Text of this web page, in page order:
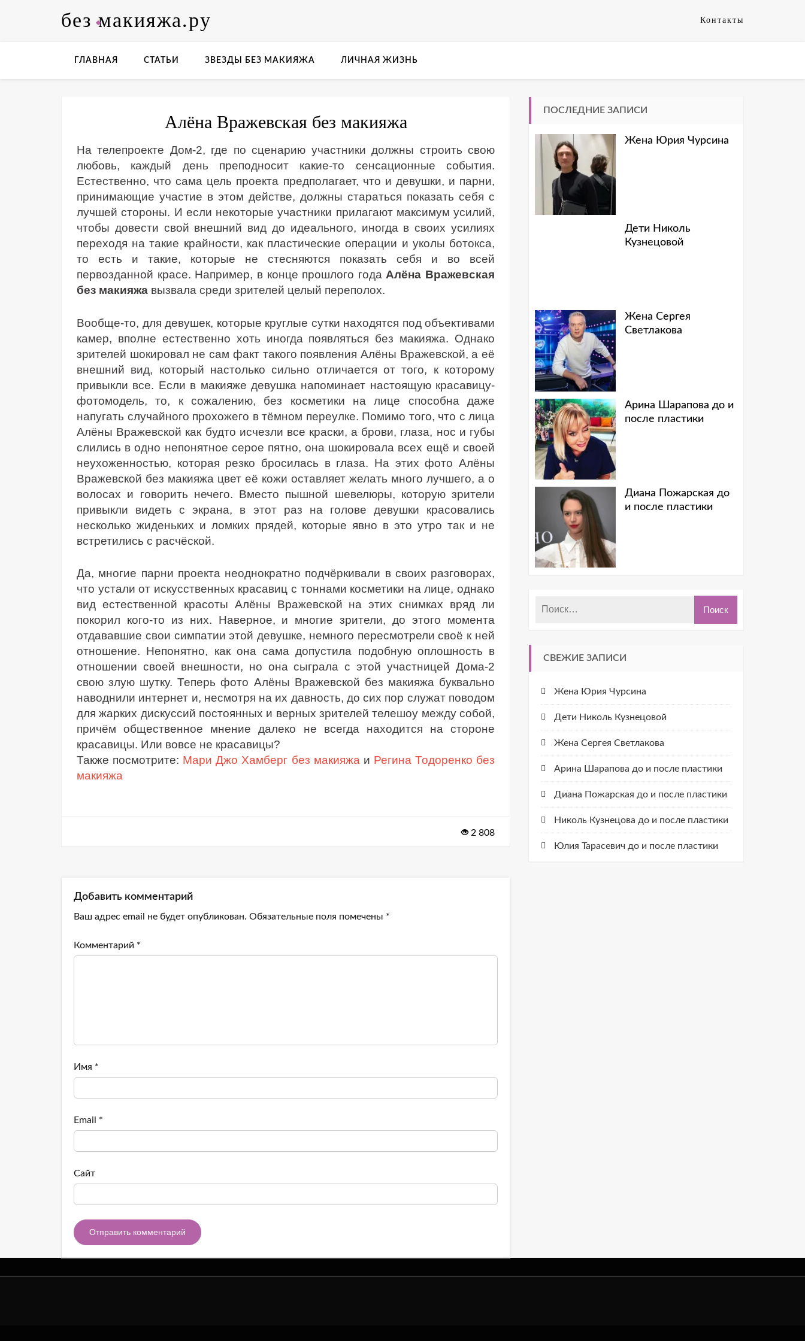
без макияжа.ру Контакты
ГЛАВНАЯ СТАТЬИ ЗВЕЗДЫ БЕЗ МАКИЯЖА ЛИЧНАЯ ЖИЗНЬ
Алёна Вражевская без макияжа
На телепроекте Дом-2, где по сценарию участники должны строить свою
любовь, каждый день преподносит какие-то сенсационные события.
Естественно, что сама цель проекта предполагает, что и девушки, и парни,
принимающие участие в этом действе, должны стараться показать себя с
лучшей стороны. И если некоторые участники прилагают максимум усилий,
чтобы довести свой внешний вид до идеального, иногда в своих усилиях
переходя на такие крайности, как пластические операции и уколы ботокса,
то есть и такие, которые не стесняются показать себя и во всей
первозданной красе. Например, в конце прошлого года Алёна Вражевская
без макияжа вызвала среди зрителей целый переполох.
Вообще-то, для девушек, которые круглые сутки находятся под объективами
камер, вполне естественно хоть иногда появляться без макияжа. Однако
зрителей шокировал не сам факт такого появления Алёны Вражевской, а её
внешний вид, который настолько сильно отличается от того, к которому
привыкли все. Если в макияже девушка напоминает настоящую красавицу-
фотомодель, то, к сожалению, без косметики на лице способна даже
напугать случайного прохожего в тёмном переулке. Помимо того, что с лица
Алёны Вражевской как будто исчезли все краски, а брови, глаза, нос и губы
слились в одно непонятное серое пятно, она шокировала всех ещё и своей
неухоженностью, которая резко бросилась в глаза. На этих фото Алёны
Вражевской без макияжа цвет её кожи оставляет желать много лучшего, а о
волосах и говорить нечего. Вместо пышной шевелюры, которую зрители
привыкли видеть с экрана, в этот раз на голове девушки красовались
несколько жиденьких и ломких прядей, которые явно в это утро так и не
встретились с расчёской.
Да, многие парни проекта неоднократно подчёркивали в своих разговорах,
что устали от искусственных красавиц с тоннами косметики на лице, однако
вид естественной красоты Алёны Вражевской на этих снимках вряд ли
покорил кого-то из них. Наверное, и многие зрители, до этого момента
отдававшие свои симпатии этой девушке, немного пересмотрели своё к ней
отношение. Непонятно, как она сама допустила подобную оплошность в
отношении своей внешности, но она сыграла с этой участницей Дома-2
свою злую шутку. Теперь фото Алёны Вражевской без макияжа буквально
наводнили интернет и, несмотря на их давность, до сих пор служат поводом
для жарких дискуссий постоянных и верных зрителей телешоу между собой,
причём общественное мнение далеко не всегда находится на стороне
красавицы. Или вовсе не красавицы?
Также посмотрите: Мари Джо Хамберг без макияжа и Регина Тодоренко без
макияжа
2 808
Добавить комментарий
Ваш адрес email не будет опубликован. Обязательные поля помечены *
Комментарий *
Имя *
Email *
Сайт
ПОСЛЕДНИЕ ЗАПИСИ
Жена Юрия Чурсина
Дети Николь
Кузнецовой
Жена Сергея
Светлакова
Арина Шарапова до и
после пластики
Диана Пожарская до
и после пластики
СВЕЖИЕ ЗАПИСИ
Жена Юрия Чурсина
Дети Николь Кузнецовой
Жена Сергея Светлакова
Арина Шарапова до и после пластики
Диана Пожарская до и после пластики
Николь Кузнецова до и после пластики
Юлия Тарасевич до и после пластики